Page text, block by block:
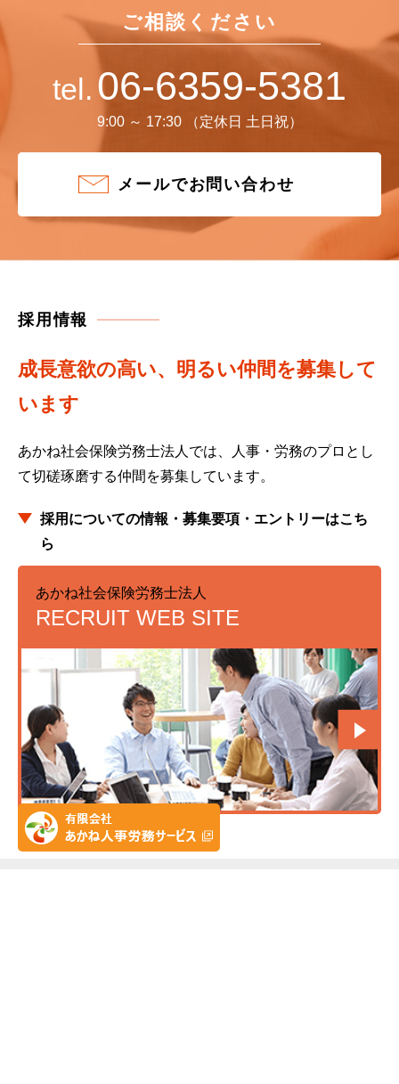
ご相談ください
tel. 06-6359-5381
9:00 ～ 17:30 （定休日 土日祝）
メールでお問い合わせ
採用情報
成長意欲の高い、明るい仲間を募集して
います
あかね社会保険労務士法人では、人事・労務のプロとし
て切磋琢磨する仲間を募集しています。
採用についての情報・募集要項・エントリーはこち
ら
あかね社会保険労務士法人
RECRUIT WEB SITE